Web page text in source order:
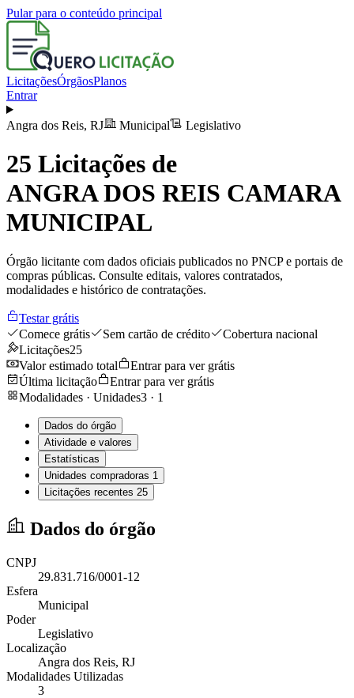
Pular para o conteúdo principal
LicitaçõesÓrgãosPlanos
Entrar
Angra dos Reis, RJ Municipal Legislativo
25 Licitações de
ANGRA DOS REIS CAMARA
MUNICIPAL
Órgão licitante com dados oficiais publicados no PNCP e portais de
compras públicas. Consulte editais, valores contratados,
modalidades e histórico de contratações.
Testar grátis
Comece grátis
Sem cartão de crédito
Cobertura nacional
Licitações25
Valor estimado total
Entrar para ver grátis
Última licitação
Entrar para ver grátis
Modalidades · Unidades3 · 1
Dados do órgão
Atividade e valores
Estatísticas
Unidades compradoras 1
Licitações recentes 25
Dados do órgão
CNPJ
29.831.716/0001-12
Esfera
Municipal
Poder
Legislativo
Localização
Angra dos Reis, RJ
Modalidades Utilizadas
3